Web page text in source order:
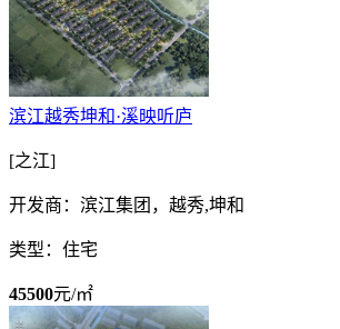
滨江越秀坤和·溪映听庐
[之江]
开发商：滨江集团，越秀,坤和
类型：住宅
45500元/㎡